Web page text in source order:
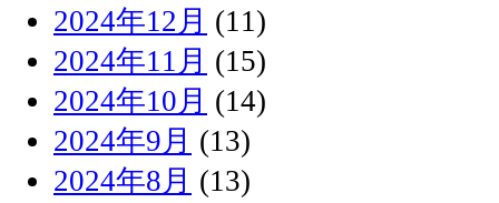
2024年12月 (11)
2024年11月 (15)
2024年10月 (14)
2024年9月 (13)
2024年8月 (13)